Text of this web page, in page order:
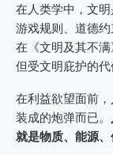
在人类学中，文
游戏规则、道德
在《文明及其不满
但受文明庇护的
在利益欲望面前
装成的炮弹而已。
就是物质、能源、